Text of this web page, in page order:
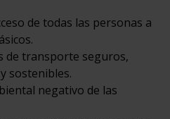
de todas las personas a
de transporte seguros,
sostenibles.
negativo de las